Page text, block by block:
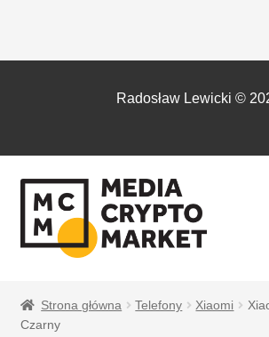
Radosław Lewicki ©
PRZEJDŹ
DO
NAWIGACJI
PRZEJDŹ
DO
TREŚCI
Strona główna Telefony Xiaomi
Czarny